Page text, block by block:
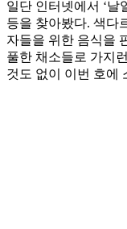
일단 인터넷에서 ‘날
등을 찾아봤다. 색다
자들을 위한 음식을
풀한 채소들로 가지
것도 없이 이번 호에